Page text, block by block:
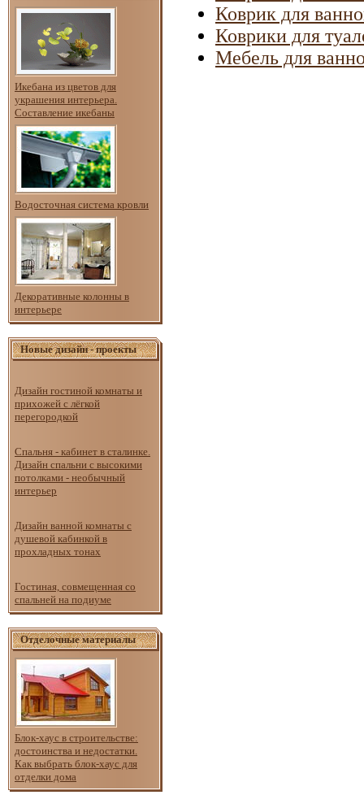
Икебана из цветов для
украшения интерьера.
Составление икебаны
Водосточная система кровли
Декоративные колонны в
интерьере
Новые дизайн - проекты
Дизайн гостиной комнаты и
прихожей с лёгкой
перегородкой
Спальня - кабинет в сталинке.
Дизайн спальни с высокими
потолками - необычный
интерьер
Дизайн ванной комнаты с
душевой кабинкой в
прохладных тонах
Гостиная, совмещенная со
спальней на подиуме
Отделочные материалы
Блок-хаус в строительстве:
достоинства и недостатки.
Как выбрать блок-хаус для
отделки дома
Коврик для
Коврики для
Мебель для